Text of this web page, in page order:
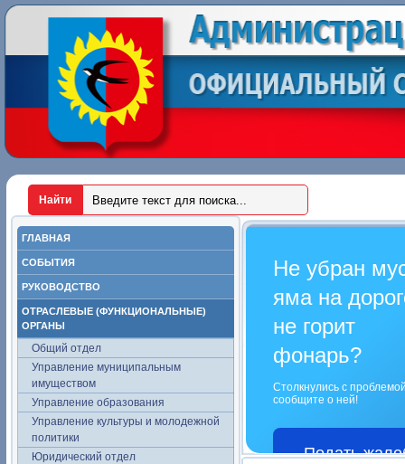
ГЛАВНАЯ
СОБЫТИЯ
РУКОВОДСТВО
ОТРАСЛЕВЫЕ (ФУНКЦИОНАЛЬНЫЕ)
ОРГАНЫ
Общий отдел
Управление муниципальным
имуществом
Управление образования
Управление культуры и молодежной
политики
Юридический отдел
Не убран
яма на
не горит
фонарь?
Столкнулись с
сообщите о ней!
Подать